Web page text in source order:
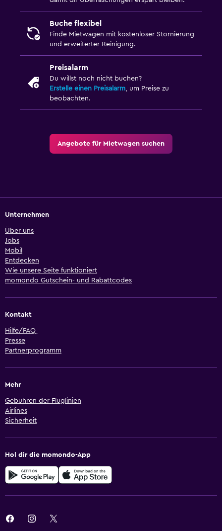
Buche flexibel
Finde Mietwagen mit kostenloser Stornierung
und erweiterter Reinigung.
Preisalarm
Du willst noch nicht buchen?
Erstelle einen Preisalarm, um Preise zu
beobachten.
Angebote für Mietwagen suchen
Unternehmen
Über uns
Jobs
Mobil
Entdecken
Wie unsere Seite funktioniert
momondo Gutschein- und Rabattcodes
Kontakt
Hilfe/FAQ
Presse
Partnerprogramm
Mehr
Gebühren der Fluglinien
Airlines
Sicherheit
Hol dir die momondo-App